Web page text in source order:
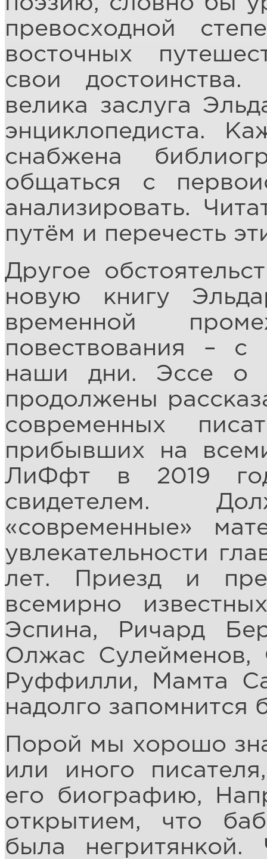
превосходной
восточных
свои
велика заслуга
энциклопедиста.
снабжена
общаться с
анализировать.
путём и перечесть
Другое
новую книгу
временной
повествования – с
наши дни. Эссе о
продолжены
современных
прибывших на
ЛиФфт в 2019
свидетелем.
«современные»
увлекательности
лет. Приезд и
всемирно
Эспина, Ричард
Олжас Сулейменов,
Руффилли, Мамта
надолго запомнится
Порой мы хорошо
или иного
его биографию,
открытием, что
была